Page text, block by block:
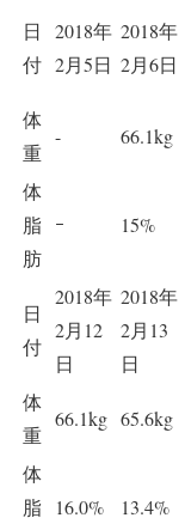
日
付
2018年
2月5日
2018年
2月6日
体
重
- 66.1kg
体
脂
肪
ｰ 15%
日
付
2018年
2月12
日
2018年
2月13
日
体
重
66.1kg 65.6kg
体
脂
16.0% 13.4%